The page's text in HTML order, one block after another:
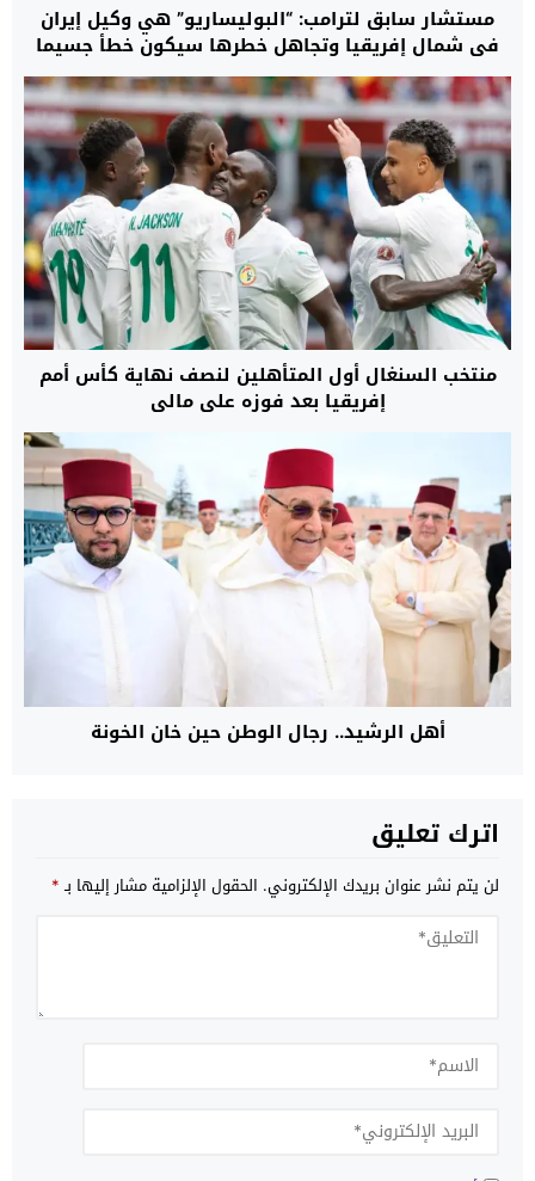
مستشار سابق لترامب: “البوليساريو” هي وكيل إيران
في شمال إفريقيا وتجاهل خطرها سيكون خطأ جسيما
منتخب السنغال أول المتأهلين لنصف نهاية كأس أمم
إفريقيا بعد فوزه على مالي
أهل الرشيد.. رجال الوطن حين خان الخونة
اترك تعليق
لن يتم نشر عنوان بريدك الإلكتروني. الحقول الإلزامية مشار إليها بـ*